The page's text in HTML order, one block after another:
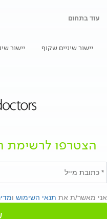
עוד בתחום
יישור שיניים שקוף יישור
הצטרפו לרשימת
אני מאשר/ת את תנאי השימוש ו